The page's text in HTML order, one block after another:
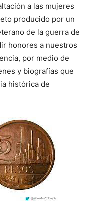
a las mujeres
producido por un
de la guerra de
honores a nuestros
por medio de
y biografías que
histórica de